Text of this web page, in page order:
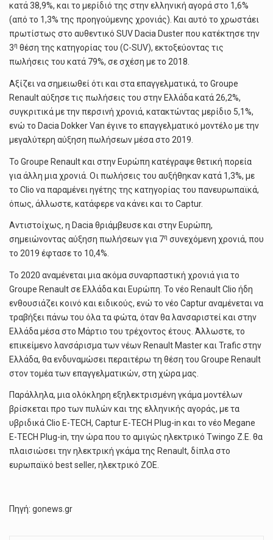
κατά 38,9%, και το μερίδιό της στην ελληνική αγορά στο 1,6%
(από το 1,3% της προηγούμενης χρονιάς). Και αυτό το χρωστάει
πρωτίστως στο αυθεντικό SUV Dacia Duster που κατέκτησε την
3η θέση της κατηγορίας του (C-SUV), εκτοξεύοντας τις
πωλήσεις του κατά 79%, σε σχέση με το 2018.
Αξίζει να σημειωθεί ότι και στα επαγγελματικά, το Groupe
Renault αύξησε τις πωλήσεις του στην Ελλάδα κατά 26,2%,
συγκριτικά με την περσινή χρονιά, κατακτώντας μερίδιο 5,1%,
ενώ το Dacia Dokker Van έγινε το επαγγελματικό μοντέλο με την
μεγαλύτερη αύξηση πωλήσεων μέσα στο 2019.
Το Groupe Renault και στην Ευρώπη κατέγραψε θετική πορεία
για άλλη μια χρονιά. Οι πωλήσεις του αυξήθηκαν κατά 1,3%, με
το Clio να παραμένει ηγέτης της κατηγορίας του πανευρωπαϊκά,
όπως, άλλωστε, κατάφερε να κάνει και το Captur.
Αντιστοίχως, η Dacia θριάμβευσε και στην Ευρώπη,
σημειώνοντας αύξηση πωλήσεων για 7η συνεχόμενη χρονιά, που
το 2019 έφτασε το 10,4%.
Το 2020 αναμένεται μια ακόμα συναρπαστική χρονιά για το
Groupe Renault σε Ελλάδα και Ευρώπη. Το νέο Renault Clio ήδη
ενθουσιάζει κοινό και ειδικούς, ενώ το νέο Captur αναμένεται να
τραβήξει πάνω του όλα τα φώτα, όταν θα λανσαριστεί και στην
Ελλάδα μέσα στο Μάρτιο του τρέχοντος έτους. Άλλωστε, το
επικείμενο λανσάρισμα των νέων Renault Master και Trafic στην
Ελλάδα, θα ενδυναμώσει περαιτέρω τη θέση του Groupe Renault
στον τομέα των επαγγελματικών, στη χώρα μας.
Παράλληλα, μια ολόκληρη εξηλεκτρισμένη γκάμα μοντέλων
βρίσκεται προ των πυλών και της ελληνικής αγοράς, με τα
υβριδικά Clio Ε-TECH, Captur E-TECH Plug-in και το νέο Megane
E-TECH Plug-in, την ώρα που το αμιγώς ηλεκτρικό Twingo Z.E. θα
πλαισιώσει την ηλεκτρική γκάμα της Renault, δίπλα στο
ευρωπαϊκό best seller, ηλεκτρικό ΖΟΕ.
Πηγή: gonews.gr